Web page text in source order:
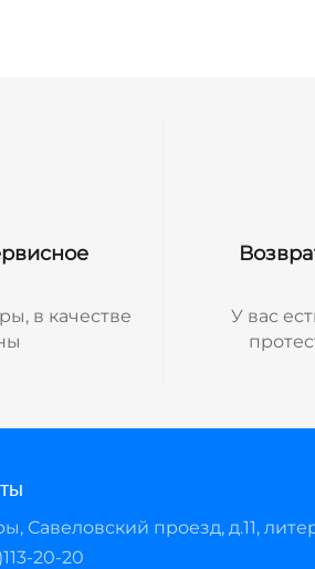
в качестве
У вас
Савеловский проезд, д.11,
20-20